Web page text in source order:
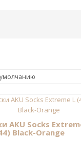
AKU Socks
Black-Orange